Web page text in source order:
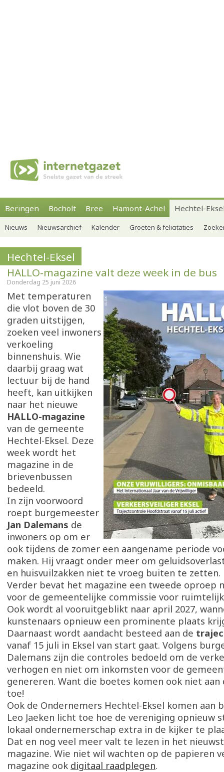
Beringen Bocholt Bree Hamont-Achel Hechtel-
Nieuws Nieuwsarchief Kalender Groeten & felicitaties
Hechtel-Eksel
HALLO-magazine valt deze week in de bus
Donderdag 25 juni 2026
Met temperaturen
die vlot boven de 30
graden uitstijgen,
zoeken veel inwoners
verkoeling
binnenshuis. Wie
daarbij graag wat
lectuur bij de hand
heeft, kan uitkijken
naar het nieuwe
HALLO-magazine
van de gemeente
Hechtel-Eksel. Deze
week wordt het
magazine in de
brievenbussen
bedeeld.
In zijn voorwoord
roept burgemeester
Jan Dalemans de
inwoners op om er
ook tijdens de zomer een aangename periode
maken. Hij vraagt onder meer om
en huisvuilzakken niet te vroeg buiten te zetten.
Verder bevat het magazine een tweede oproep
voor de gemeentelijke commissie voor
Ook wordt al vooruitgeblikt naar april 2027,
kunstenaars opnieuw een prominente plaats
Daarnaast wordt aandacht besteed aan de
vanaf 15 juli in Eksel van start gaat. Volgens
Dalemans zijn die controles bedoeld om de
verhogen en niet om inkomsten voor de
genereren. Want die boetes komen ook niet
toe!
Ook de Ondernemers Hechtel-Eksel komen aan
Leo Jaeken licht toe hoe de vereniging opnieuw
lokaal ondernemerschap extra in de kijker te
Dat en nog veel meer valt te lezen in het
magazine. Wie niet wil wachten op de papieren
magazine ook digitaal raadplegen.